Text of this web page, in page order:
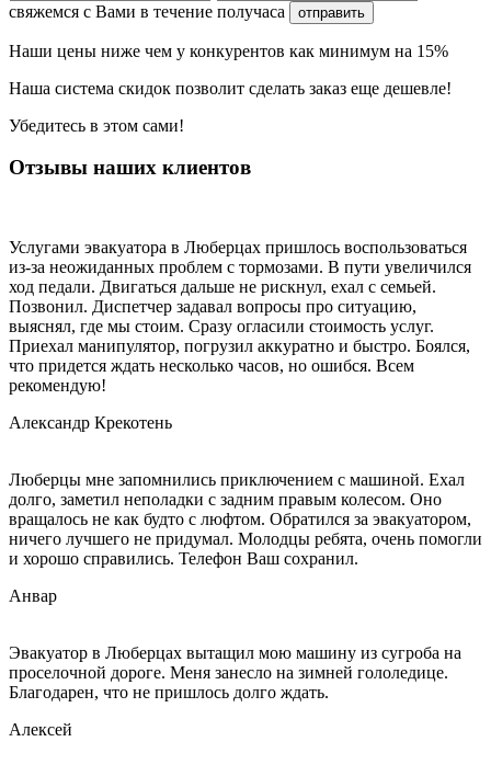
свяжемся с Вами в течение получаса
отправить
Наши цены ниже чем у конкурентов как минимум на 15%
Наша система скидок позволит сделать заказ еще дешевле!
Убедитесь в этом сами!
Отзывы наших клиентов
Услугами эвакуатора в Люберцах пришлось воспользоваться
из-за неожиданных проблем с тормозами. В пути увеличился
ход педали. Двигаться дальше не рискнул, ехал с семьей.
Позвонил. Диспетчер задавал вопросы про ситуацию,
выяснял, где мы стоим. Сразу огласили стоимость услуг.
Приехал манипулятор, погрузил аккуратно и быстро. Боялся,
что придется ждать несколько часов, но ошибся. Всем
рекомендую!
Александр Крекотень
Люберцы мне запомнились приключением с машиной. Ехал
долго, заметил неполадки с задним правым колесом. Оно
вращалось не как будто с люфтом. Обратился за эвакуатором,
ничего лучшего не придумал. Молодцы ребята, очень помогли
и хорошо справились. Телефон Ваш сохранил.
Анвар
Эвакуатор в Люберцах вытащил мою машину из сугроба на
проселочной дороге. Меня занесло на зимней гололедице.
Благодарен, что не пришлось долго ждать.
Алексей